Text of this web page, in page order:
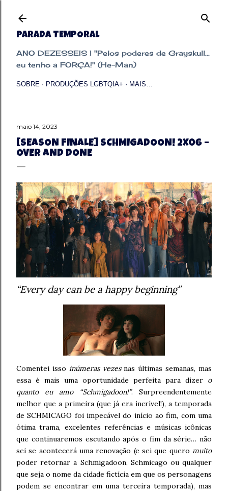
PARADA TEMPORAL
ANO DEZESSEIS | "Pelos poderes de Grayskull...
eu tenho a FORÇA!" (He-Man)
SOBRE PRODUÇÕES LGBTQIA+ MAIS…
maio 14, 2023
[SEASON FINALE] SCHMIGADOON! 2X06 –
OVER AND DONE
“Every day can be a happy beginning”
Comentei isso inúmeras vezesnas últimas semanas, mas
essa é mais uma oportunidade perfeita para dizer o
quanto eu amo
“Schmigadoon!”. Surpreendentemente
melhor que a primeira (que já era incrível!), a temporada
de SCHMICAGO foi impecável do início ao fim, com uma
ótima trama, excelentes referências e músicas icônicas
que continuaremos escutando após o fim da série… não
sei se acontecerá uma renovação (e sei que quero muito
poder retornar a Schmigadoon, Schmicago ou qualquer
que seja o nome da cidade fictícia em que os personagens
podem se encontrar em uma terceira temporada), mas